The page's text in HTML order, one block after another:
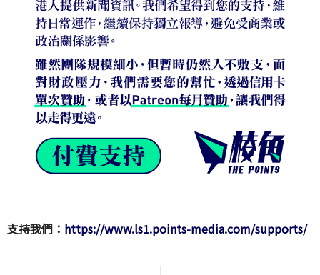
支持我們： https://www.ls1.points-media.com/supports/